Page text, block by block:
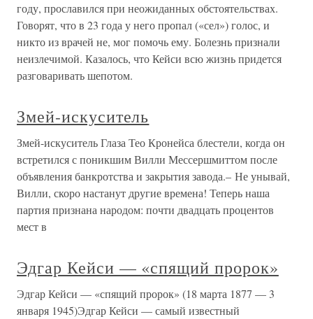
году, прославился при неожиданных обстоятельствах.
Говорят, что в 23 года у него пропал («сел») голос, и
никто из врачей не, мог помочь ему. Болезнь признали
неизлечимой. Казалось, что Кейси всю жизнь придется
разговаривать шепотом.
Змей-искуситель
Змей-искуситель Глаза Тео Кронейса блестели, когда он
встретился с поникшим Вилли Мессершмиттом после
объявления банкротства и закрытия завода.– Не унывай,
Вилли, скоро настанут другие времена! Теперь наша
партия признана народом: почти двадцать процентов
мест в
Эдгар Кейси — «спящий пророк»
Эдгар Кейси — «спящий пророк» (18 марта 1877 — 3
января 1945)Эдгар Кейси — самый известный